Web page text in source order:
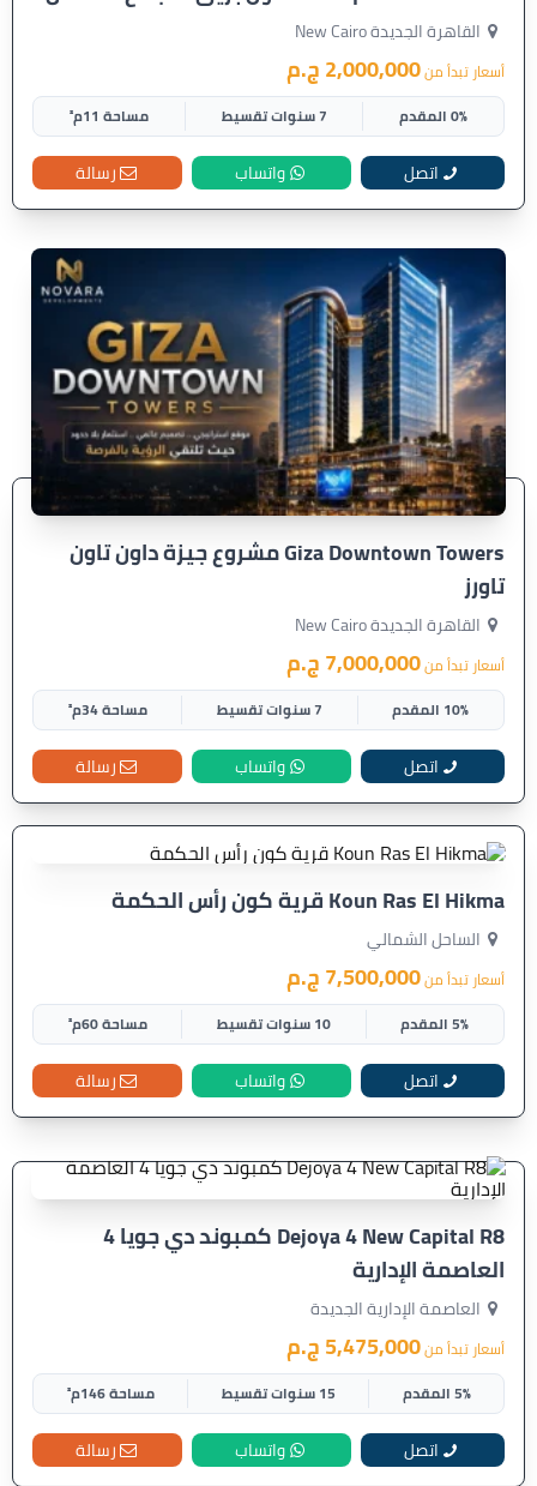
القاهرة الجديدة New Cairo
أسعار تبدأ من2,000,000 ج.م
0% المقدم 7 سنوات تقسيط مساحة 11م²
اتصل واتساب رسالة
Giza Downtown Towers مشروع جيزة داون تاون
تاورز
القاهرة الجديدة New Cairo
أسعار تبدأ من7,000,000 ج.م
10% المقدم 7 سنوات تقسيط مساحة 34م²
اتصل واتساب رسالة
Koun Ras El Hikma قرية كون رأس الحكمة
الساحل الشمالي
أسعار تبدأ من7,500,000 ج.م
5% المقدم 10 سنوات تقسيط مساحة 60م²
اتصل واتساب رسالة
Dejoya 4 New Capital R8 كمبوند دي جويا 4
العاصمة الإدارية
العاصمة الإدارية الجديدة
أسعار تبدأ من5,475,000 ج.م
5% المقدم 15 سنوات تقسيط مساحة 146م²
اتصل واتساب رسالة